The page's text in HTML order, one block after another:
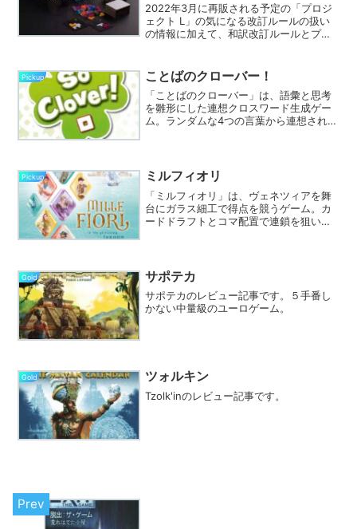
2022年3月に再販される予定の「プロジ
ェクト L」の気になる改訂ルールの扱い
の情報に加えて、和訳改訂ルールとプレ
Pickup ことばのクローバー！
「ことばのクローバー」は、語彙と思考
を雛形にした連想クロスワード生成ゲー
ム。ランダムな4つの言葉から連想される
力が必要だが、コミュニケーションツー
ルとして優れている。
Pickup ミルフィオリ
「ミルフィオリ」は、ヴェネツィアを舞
台にガラス細工で得点を競うゲーム。カ
ードドラフトとコマ配置で連鎖を狙い、
なゲームデザインが光る映え作品。
Gold サポテカ
サポテカのレビュー記事です。５手番し
かない中量級のユーロゲーム。
Gold ツォルキン
Tzolk'inのレビュー記事です。